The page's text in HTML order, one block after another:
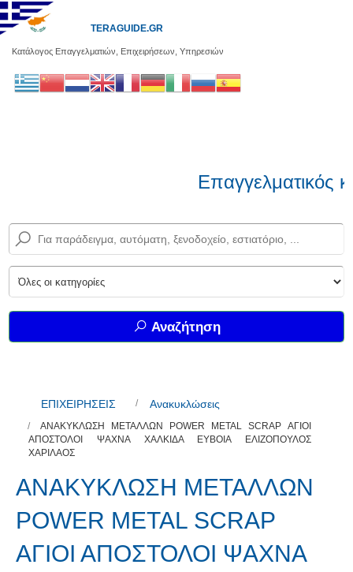
Κατάλογος Επαγγελματιών, Επιχειρήσεων, Υπηρεσιών
TERAGUIDE.GR
Επαγγελματικός
Αναζήτηση
ΕΠΙΧΕΙΡΗΣΕΙΣ Ανακυκλώσεις
ΑΝΑΚΥΚΛΩΣΗ ΜΕΤΑΛΛΩΝ POWER METAL SCRAP ΑΓΙΟΙ
ΑΠΟΣΤΟΛΟΙ ΨΑΧΝΑ ΧΑΛΚΙΔΑ ΕΥΒΟΙΑ ΕΛΙΖΟΠΟΥΛΟΣ
ΧΑΡΙΛΑΟΣ
ΑΝΑΚΥΚΛΩΣΗ ΜΕΤΑΛΛΩΝ
POWER METAL SCRAP
ΑΓΙΟΙ ΑΠΟΣΤΟΛΟΙ ΨΑΧΝΑ